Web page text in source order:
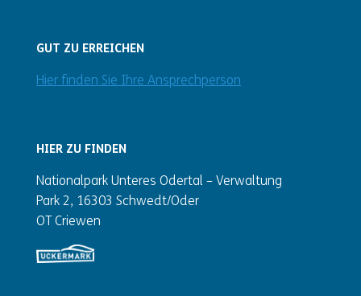
GUT ZU ERREICHEN
Hier finden Sie Ihre Ansprechperson
HIER ZU FINDEN
Nationalpark Unteres Odertal – Verwaltung
Park 2, 16303 Schwedt/Oder
OT Criewen